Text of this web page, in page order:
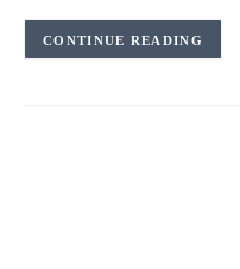
CONTINUE READING